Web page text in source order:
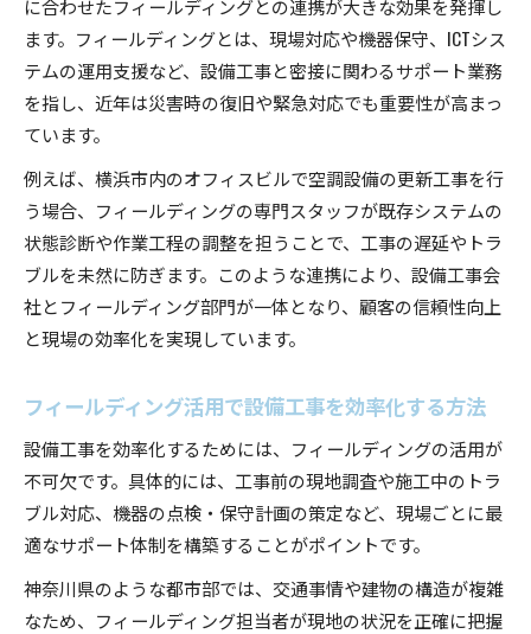
に合わせたフィールディングとの連携が大きな効果を発揮し
ます。フィールディングとは、現場対応や機器保守、ICTシス
テムの運用支援など、設備工事と密接に関わるサポート業務
を指し、近年は災害時の復旧や緊急対応でも重要性が高まっ
ています。
例えば、横浜市内のオフィスビルで空調設備の更新工事を行
う場合、フィールディングの専門スタッフが既存システムの
状態診断や作業工程の調整を担うことで、工事の遅延やトラ
ブルを未然に防ぎます。このような連携により、設備工事会
社とフィールディング部門が一体となり、顧客の信頼性向上
と現場の効率化を実現しています。
フィールディング活用で設備工事を効率化する方法
設備工事を効率化するためには、フィールディングの活用が
不可欠です。具体的には、工事前の現地調査や施工中のトラ
ブル対応、機器の点検・保守計画の策定など、現場ごとに最
適なサポート体制を構築することがポイントです。
神奈川県のような都市部では、交通事情や建物の構造が複雑
なため、フィールディング担当者が現地の状況を正確に把握